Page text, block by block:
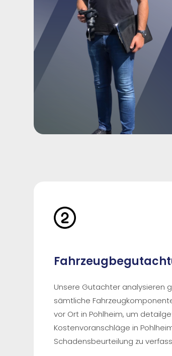
Unsere Gutachter analysieren
sämtliche
vor Ort in Pohlheim, um
Kostenvoranschläge in
Schadensbeurteilung zu